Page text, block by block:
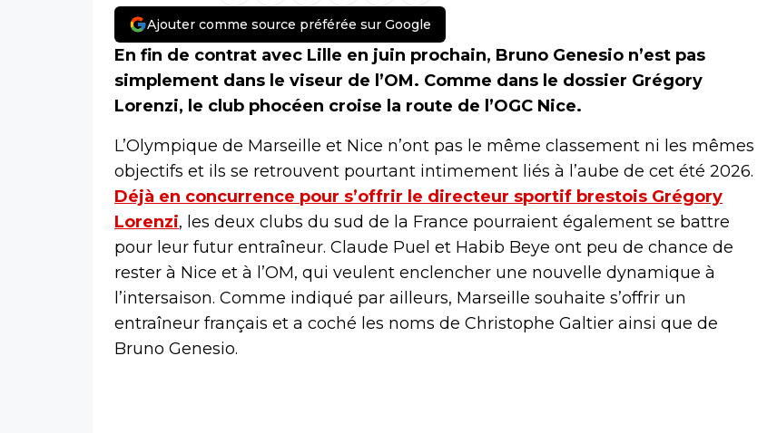
Ajouter comme source préférée sur Google
En fin de contrat avec Lille en juin prochain, Bruno Genesio n’est pas
simplement dans le viseur de l’OM. Comme dans le dossier Grégory
Lorenzi, le club phocéen croise la route de l’OGC Nice.
L’Olympique de Marseille et Nice n’ont pas le même classement ni les mêmes
objectifs et ils se retrouvent pourtant intimement liés à l’aube de cet été 2026.
Déjà en concurrence pour s’offrir le directeur sportif brestois Grégory
Lorenzi, les deux clubs du sud de la France pourraient également se battre
pour leur futur entraîneur. Claude Puel et Habib Beye ont peu de chance de
rester à Nice et à l’OM, qui veulent enclencher une nouvelle dynamique à
l’intersaison. Comme indiqué par ailleurs, Marseille souhaite s’offrir un
entraîneur français et a coché les noms de Christophe Galtier ainsi que de
Bruno Genesio.